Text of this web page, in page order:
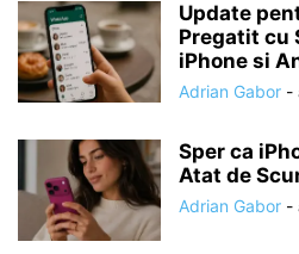
Update
Pregatit cu
iPhone si
Adrian Gabor -
Sper ca
Atat de
Adrian Gabor -